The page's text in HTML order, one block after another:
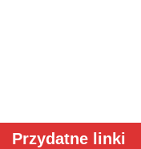
Przydatne linki